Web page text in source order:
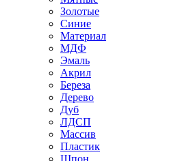
Золотые
Синие
Материал
МДФ
Эмаль
Акрил
Береза
Дерево
Дуб
ЛДСП
Массив
Пластик
Шпон